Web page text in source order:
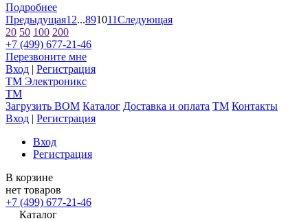
Подробнее
Предыдущая1 2...891011Следующая
20 50 100 200
+7 (499) 677-21-46
Перезвоните мне
Вход | Регистрация
TM Электроникс
TM
Загрузить BOM Каталог Доставка и оплата TM Контакты
Вход | Регистрация
Вход
Регистрация
В корзине
нет товаров
+7 (499) 677-21-46
Каталог